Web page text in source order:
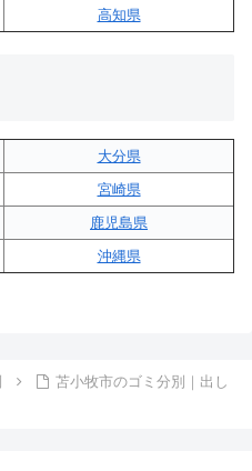
高知県
大分県
宮崎県
鹿児島県
沖縄県
苫小牧市のゴミ分別｜出し